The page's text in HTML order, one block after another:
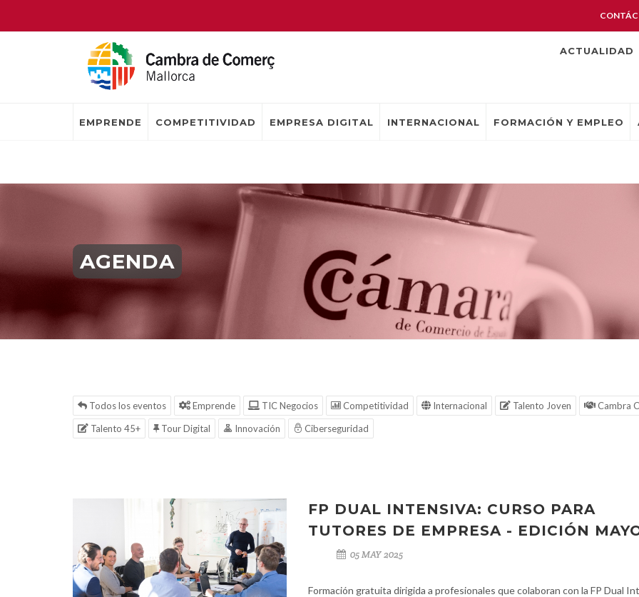
ACTUALIDAD
EMPRENDE COMPETITIVIDAD EMPRESA DIGITAL INTERNACIONAL FORMACIÓN Y EMPLEO
AGENDA
Todos los eventos Emprende TIC Negocios Competitividad Internacional Talento Joven
Cambra
Talento 45+
Tour Digital Innovación Ciberseguridad
FP DUAL INTENSIVA: CURSO PARA
TUTORES DE EMPRESA - EDICIÓN
05 MAY 2025
Formación gratuita dirigida a profesionales que colaboran con la FP Dual